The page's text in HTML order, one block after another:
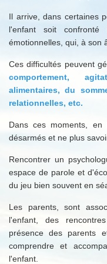
Il arrive, dans certaines
l'enfant soit confronté
émotionnelles, qui, à son
Ces difficultés peuvent
comportement,
alimentaires, du
relationnelles, etc.
Dans ces moments,
désarmés et ne plus
Rencontrer un
espace de parole et
du jeu bien souvent en
Les parents, sont
l'enfant, des
présence des parents
comprendre et
l'enfant.